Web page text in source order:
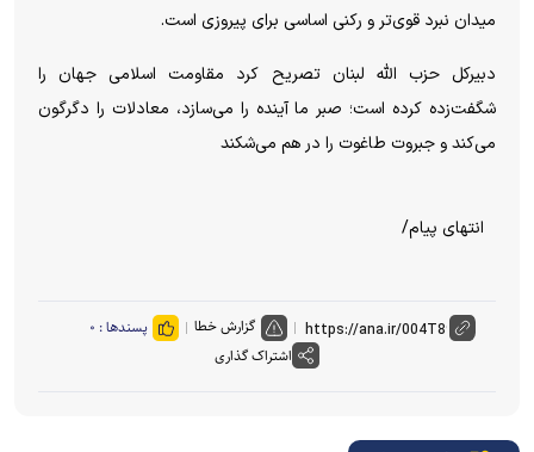
میدان نبرد قوی‌تر و رکنی اساسی برای پیروزی است.
دبیرکل حزب الله لبنان تصریح کرد مقاومت اسلامی جهان را
شگفت‌زده کرده است؛ صبر ما آینده را می‌سازد، معادلات را دگرگون
می‌کند و جبروت طاغوت را در هم می‌شکند
انتهای پیام/
گزارش خطا پسندها : ۰
اشتراک گذاری